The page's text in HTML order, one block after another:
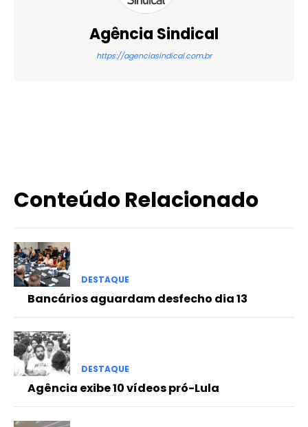
Agência Sindical
https://agenciasindical.com.br
Conteúdo Relacionado
DESTAQUE
Bancários aguardam desfecho dia 13
DESTAQUE
Agência exibe 10 vídeos pró-Lula